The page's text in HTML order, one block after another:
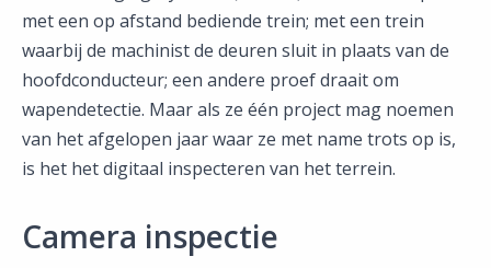
met een op afstand bediende trein; met een trein
waarbij de machinist de deuren sluit in plaats van de
hoofdconducteur; een andere proef draait om
wapendetectie. Maar als ze één project mag noemen
van het afgelopen jaar waar ze met name trots op is,
is het het digitaal inspecteren van het terrein.
Camera inspectie